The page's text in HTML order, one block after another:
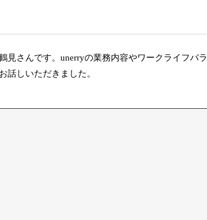
見さんです。unerryの業務内容やワークライフバラ
話しいただきました。